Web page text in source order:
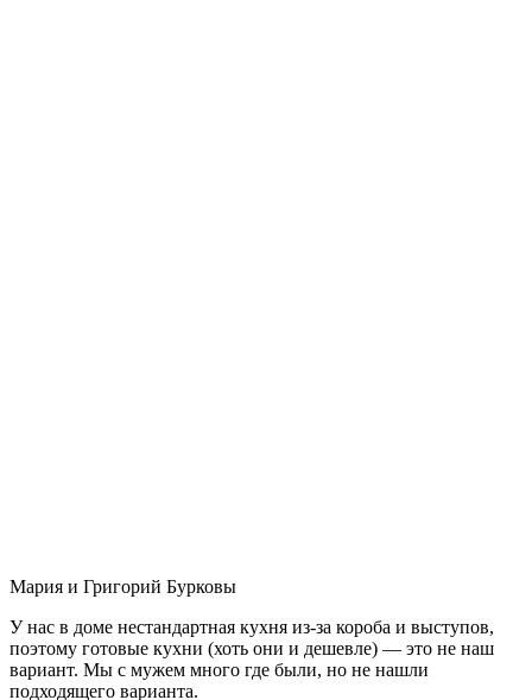
Мария и Григорий Бурковы
У нас в доме нестандартная кухня из-за короба и выступов,
поэтому готовые кухни (хоть они и дешевле) — это не наш
вариант. Мы с мужем много где были, но не нашли
подходящего варианта.